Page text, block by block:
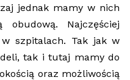
jednak mamy w nich
Najczęściej
szpitalach. Tak jak w
tak i tutaj mamy do
oraz możliwością